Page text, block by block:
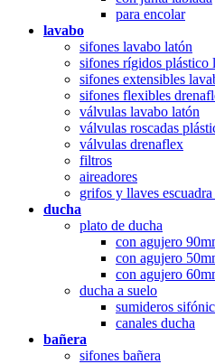
para encolar
lavabo
sifones lavabo latón
sifones rígidos plástico
sifones extensibles
sifones flexibles
válvulas lavabo latón
válvulas roscadas
válvulas drenaflex
filtros
aireadores
grifos y llaves
ducha
plato de ducha
con agujero
con agujero
con agujero
ducha a suelo
sumideros
canales ducha
bañera
sifones bañera